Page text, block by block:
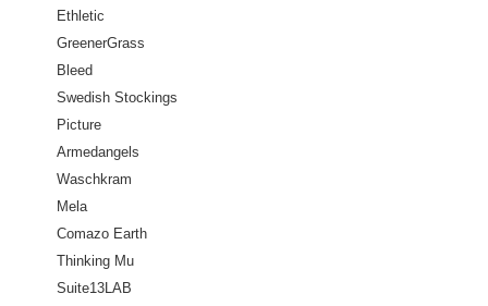
Ethletic
GreenerGrass
Bleed
Swedish Stockings
Picture
Armedangels
Waschkram
Mela
Comazo Earth
Thinking Mu
Suite13LAB